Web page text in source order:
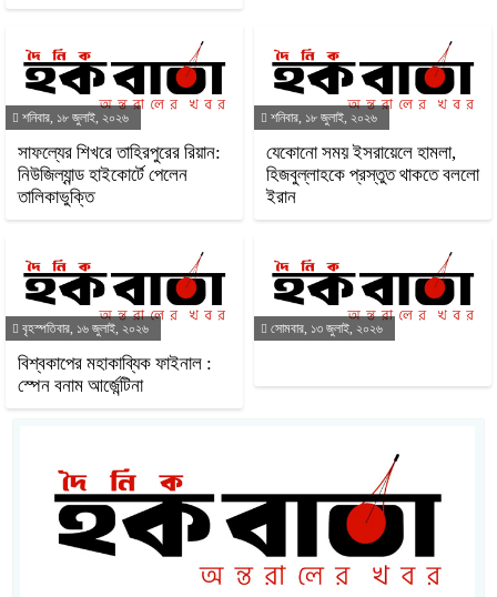
শনিবার, ১৮ জুলাই, ২০২৬
সাফল্যের শিখরে তাহিরপুরের রিয়ান:
নিউজিল্যান্ড হাইকোর্টে পেলেন
তালিকাভুক্তি
শনিবার, ১৮ জুলাই, ২০২৬
যেকোনো সময় ইসরায়েলে হামলা,
হিজবুল্লাহকে প্রস্তুত থাকতে বললো
ইরান
বৃহস্পতিবার, ১৬ জুলাই, ২০২৬
বিশ্বকাপের মহাকাব্যিক ফাইনাল :
স্পেন বনাম আর্জেন্টিনা
সোমবার, ১৩ জুলাই, ২০২৬